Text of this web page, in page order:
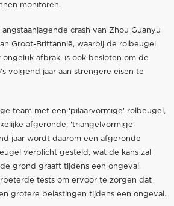
monitoren.
crash van Zhou Guanyu
Groot-Brittannië, waarbij de rolbeugel
afbrak, is ook besloten om de
volgend jaar aan strengere eisen te
team met een ‘pilaarvormige' rolbeugel,
afgeronde, 'triangelvormige'
jaar wordt daarom een afgeronde
verplicht gesteld, wat de kans zal
grond graaft tijdens een ongeval.
tests om ervoor te zorgen dat
grotere belastingen tijdens een ongeval.